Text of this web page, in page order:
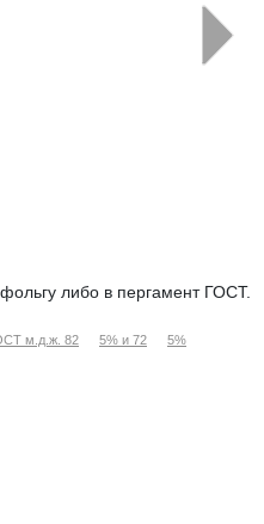
либо в пергамент ГОСТ.
м.д.ж. 82 5% и 72 5%